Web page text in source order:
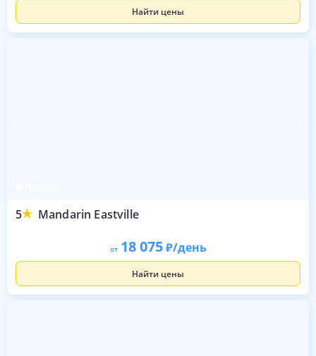
Найти цены
5 Mandarin Eastville
от 18 075 /день
Найти цены